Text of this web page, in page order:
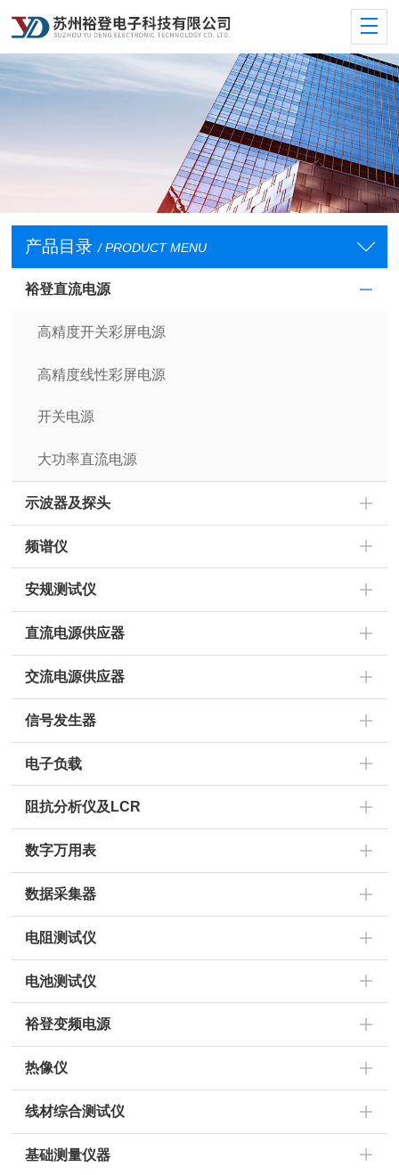
产品目录 / PRODUCT MENU
裕登直流电源
高精度开关彩屏电源
高精度线性彩屏电源
开关电源
大功率直流电源
示波器及探头
频谱仪
安规测试仪
直流电源供应器
交流电源供应器
信号发生器
电子负载
阻抗分析仪及LCR
数字万用表
数据采集器
电阻测试仪
电池测试仪
裕登变频电源
热像仪
线材综合测试仪
基础测量仪器